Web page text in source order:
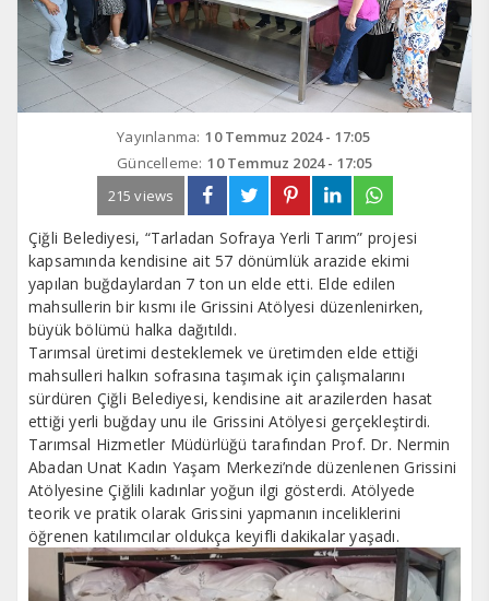
Yayınlanma: 10 Temmuz 2024 - 17:05
Güncelleme: 10 Temmuz 2024 - 17:05
215 views
Çiğli Belediyesi, “Tarladan Sofraya Yerli Tarım” projesi
kapsamında kendisine ait 57 dönümlük arazide ekimi
yapılan buğdaylardan 7 ton un elde etti. Elde edilen
mahsullerin bir kısmı ile Grissini Atölyesi düzenlenirken,
büyük bölümü halka dağıtıldı.
Tarımsal üretimi desteklemek ve üretimden elde ettiği
mahsulleri halkın sofrasına taşımak için çalışmalarını
sürdüren Çiğli Belediyesi, kendisine ait arazilerden hasat
ettiği yerli buğday unu ile Grissini Atölyesi gerçekleştirdi.
Tarımsal Hizmetler Müdürlüğü tarafından Prof. Dr. Nermin
Abadan Unat Kadın Yaşam Merkezi’nde düzenlenen Grissini
Atölyesine Çiğlili kadınlar yoğun ilgi gösterdi. Atölyede
teorik ve pratik olarak Grissini yapmanın inceliklerini
öğrenen katılımcılar oldukça keyifli dakikalar yaşadı.